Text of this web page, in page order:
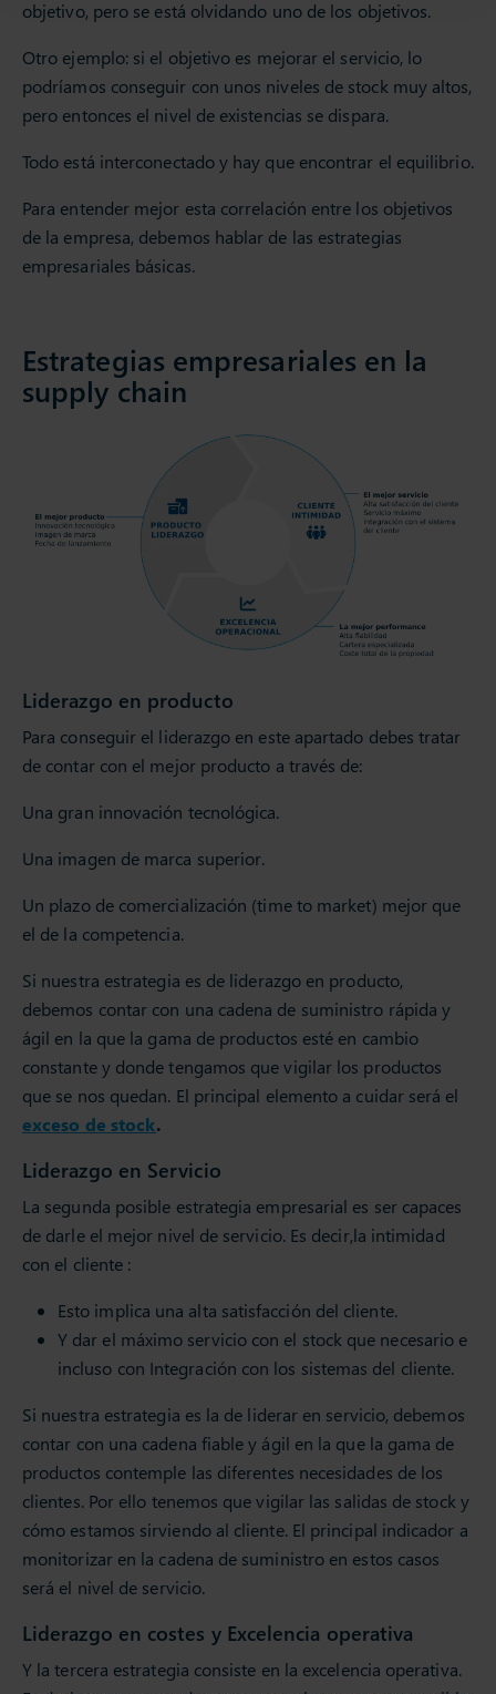
objetivo, pero se está olvidando uno de los objetivos.
Otro ejemplo: si el objetivo es mejorar el servicio, lo
podríamos conseguir con unos niveles de stock muy altos,
pero entonces el nivel de existencias se dispara.
Todo está interconectado y hay que encontrar el equilibrio.
Para entender mejor esta correlación entre los objetivos
de la empresa, debemos hablar de las estrategias
empresariales básicas.
Estrategias empresariales en la
supply chain
Liderazgo en producto
Para conseguir el liderazgo en este apartado debes tratar
de contar con el mejor producto a través de:
Una gran innovación tecnológica.
Una imagen de marca superior.
Un plazo de comercialización (time to market) mejor que
el de la competencia.
Si nuestra estrategia es de liderazgo en producto,
debemos contar con una cadena de suministro rápida y
ágil en la que la gama de productos esté en cambio
constante y donde tengamos que vigilar los productos
que se nos quedan. El principal elemento a cuidar será el
exceso de stock.
Liderazgo en Servicio
La segunda posible estrategia empresarial es ser capaces
de darle el mejor nivel de servicio. Es decir,la intimidad
con el cliente :
Esto implica una alta satisfacción del cliente.
Y dar el máximo servicio con el stock que necesario e
incluso con Integración con los sistemas del cliente.
Si nuestra estrategia es la de liderar en servicio, debemos
contar con una cadena fiable y ágil en la que la gama de
productos contemple las diferentes necesidades de los
clientes. Por ello tenemos que vigilar las salidas de stock y
cómo estamos sirviendo al cliente. El principal indicador a
monitorizar en la cadena de suministro en estos casos
será el nivel de servicio.
Liderazgo en costes y Excelencia operativa
Y la tercera estrategia consiste en la excelencia operativa.